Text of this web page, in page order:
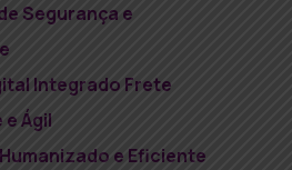
Segurança e
Integrado Frete
Ágil
e Eficiente